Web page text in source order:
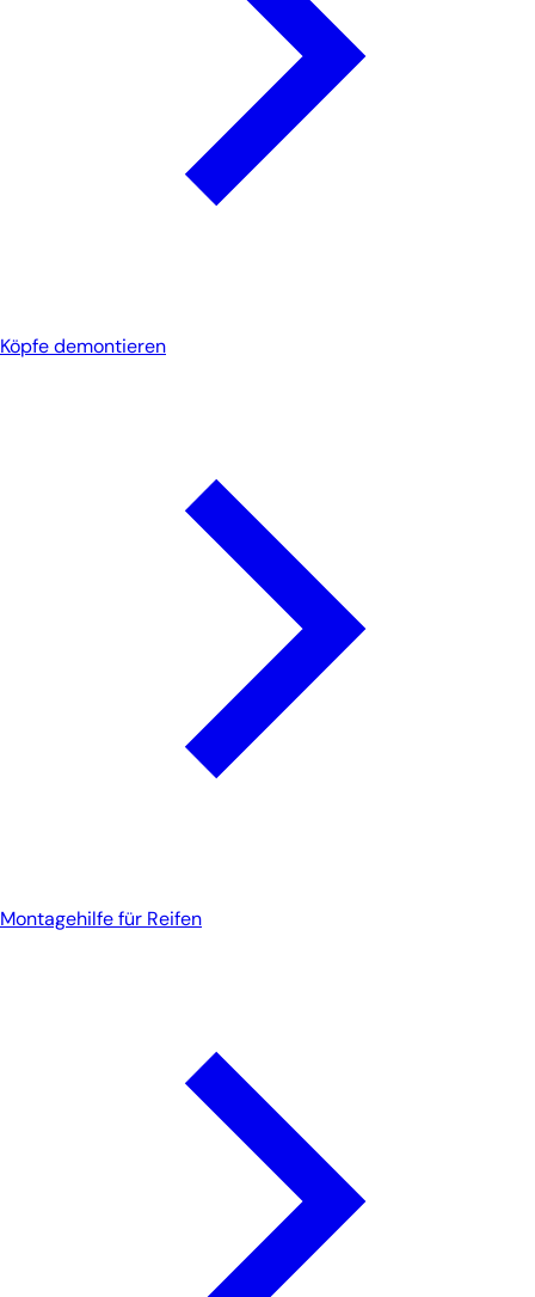
Köpfe demontieren
Montagehilfe für Reifen